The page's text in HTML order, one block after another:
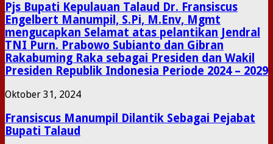
Pjs Bupati Kepulauan Talaud Dr. Fransiscus
Engelbert Manumpil, S.Pi, M.Env, Mgmt
mengucapkan Selamat atas pelantikan Jendral
TNI Purn. Prabowo Subianto dan Gibran
Rakabuming Raka sebagai Presiden dan Wakil
Presiden Republik Indonesia Periode 2024 – 2029
Oktober 31, 2024
Fransiscus Manumpil Dilantik Sebagai Pejabat
Bupati Talaud